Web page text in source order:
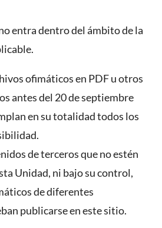
entra dentro del ámbito de la
ofimáticos en PDF u otros
antes del 20 de septiembre
en su totalidad todos los
de terceros que no estén
Unidad, ni bajo su control,
de diferentes
publicarse en este sitio.